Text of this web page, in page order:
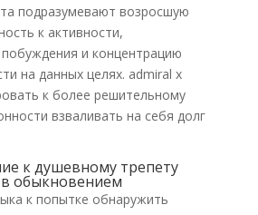
подразумевают возросшую
к активности,
и концентрацию
на данных целях. admiral x
к более решительному
взваливать на себя долг
к душевному трепету
обыкновением
к попытке обнаружить